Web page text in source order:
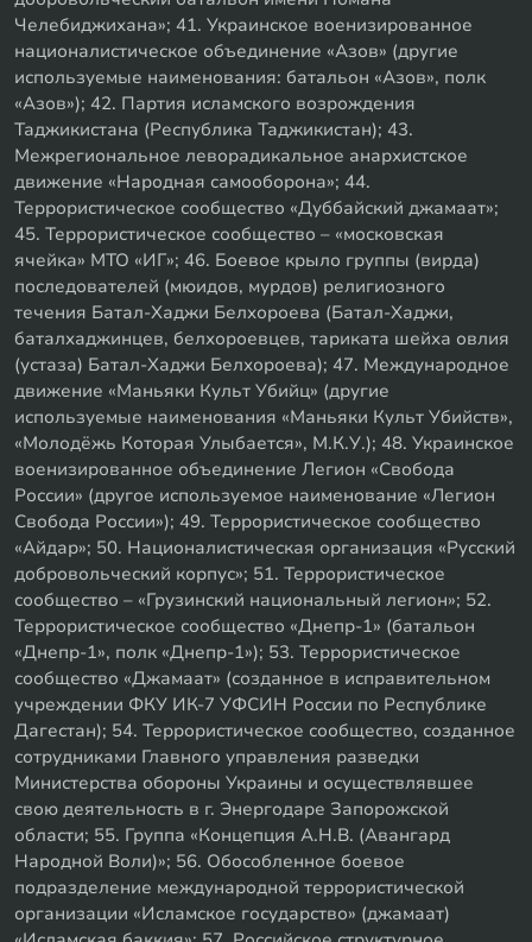
Челебиджихана»; 41. Украинское военизированное
националистическое объединение «Азов» (другие
используемые наименования: батальон «Азов», полк
«Азов»); 42. Партия исламского возрождения
Таджикистана (Республика Таджикистан); 43.
Межрегиональное леворадикальное анархистское
движение «Народная самооборона»; 44.
Террористическое сообщество «Дуббайский джамаат»;
45. Террористическое сообщество – «московская
ячейка» МТО «ИГ»; 46. Боевое крыло группы (вирда)
последователей (мюидов, мурдов) религиозного
течения Батал-Хаджи Белхороева (Батал-Хаджи,
баталхаджинцев, белхороевцев, тариката шейха овлия
(устаза) Батал-Хаджи Белхороева); 47. Международное
движение «Маньяки Культ Убийц» (другие
используемые наименования «Маньяки Культ Убийств»,
«Молодёжь Которая Улыбается», М.К.У.); 48. Украинское
военизированное объединение Легион «Свобода
России» (другое используемое наименование «Легион
Свобода России»); 49. Террористическое сообщество
«Айдар»; 50. Националистическая организация «Русский
добровольческий корпус»; 51. Террористическое
сообщество – «Грузинский национальный легион»; 52.
Террористическое сообщество «Днепр-1» (батальон
«Днепр-1», полк «Днепр-1»); 53. Террористическое
сообщество «Джамаат» (созданное в исправительном
учреждении ФКУ ИК-7 УФСИН России по Республике
Дагестан); 54. Террористическое сообщество, созданное
сотрудниками Главного управления разведки
Министерства обороны Украины и осуществлявшее
свою деятельность в г. Энергодаре Запорожской
области; 55. Группа «Концепция А.Н.В. (Авангард
Народной Воли)»; 56. Обособленное боевое
подразделение международной террористической
организации «Исламское государство» (джамаат)